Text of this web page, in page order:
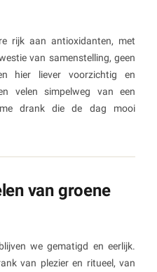
rijk aan antioxidanten, met
van samenstelling, geen
hier liever voorzichtig en
velen simpelweg van een
drank die de dag mooi
van groene
we gematigd en eerlijk.
van plezier en ritueel, van